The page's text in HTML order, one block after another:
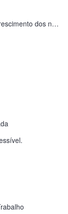
Por que a tecnologia é importante para o crescimento dos negócios?